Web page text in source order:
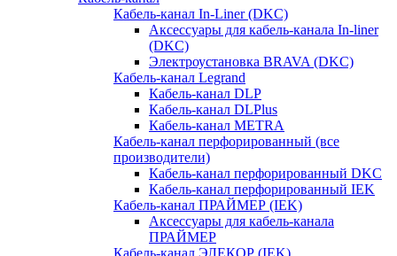
Кабель-канал In-Liner (DKC)
Аксессуары для кабель-канала In-liner
(DKC)
Электроустановка BRAVA (DKC)
Кабель-канал Legrand
Кабель-канал DLP
Кабель-канал DLPlus
Кабель-канал METRA
Кабель-канал перфорированный (все
производители)
Кабель-канал перфорированный DKC
Кабель-канал перфорированный IEK
Кабель-канал ПРАЙМЕР (IEK)
Аксессуары для кабель-канала
ПРАЙМЕР
Кабель-канал ЭЛЕКОР (IEK)